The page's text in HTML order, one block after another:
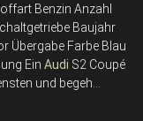
Benzin Anzahl
Baujahr
Übergabe Farbe Blau
Ein Audi S2 Coupé
und begeh...